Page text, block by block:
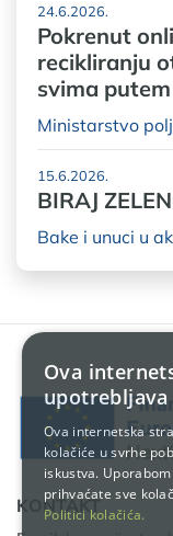
24.6.2026.
Pokrenut
recikliranju
svima
Ministarstvo
15.6.2026.
BIRAJ
Bake i unuci u
KONTAKT
Ova
upotrebljava
Ova internetska
kolačiće u svrhe
iskustva.
prihvaćate sve
Politici kolačića.